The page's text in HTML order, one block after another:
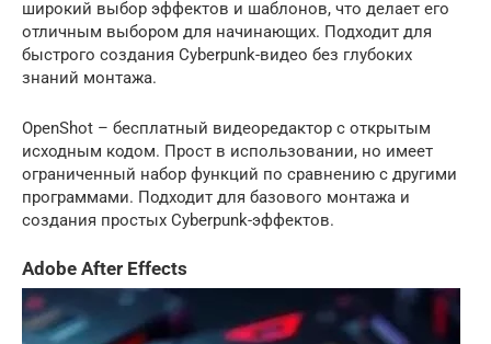
широкий выбор эффектов и шаблонов, что делает его
отличным выбором для начинающих. Подходит для
быстрого создания Cyberpunk-видео без глубоких
знаний монтажа.
OpenShot – бесплатный видеоредактор с открытым
исходным кодом. Прост в использовании, но имеет
ограниченный набор функций по сравнению с другими
программами. Подходит для базового монтажа и
создания простых Cyberpunk-эффектов.
Adobe After Effects